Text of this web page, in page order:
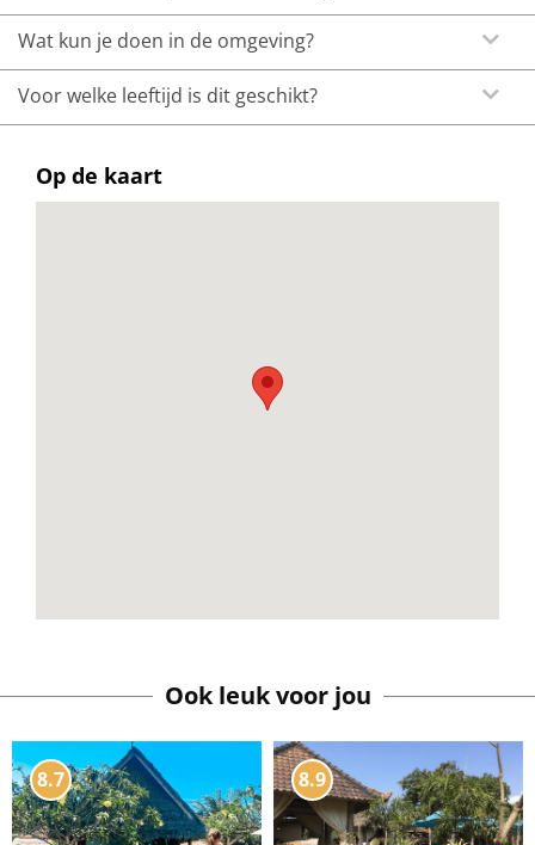
Wat kun je doen in de omgeving?
Voor welke leeftijd is dit geschikt?
Op de kaart
Ook leuk voor jou
8.7 8.9